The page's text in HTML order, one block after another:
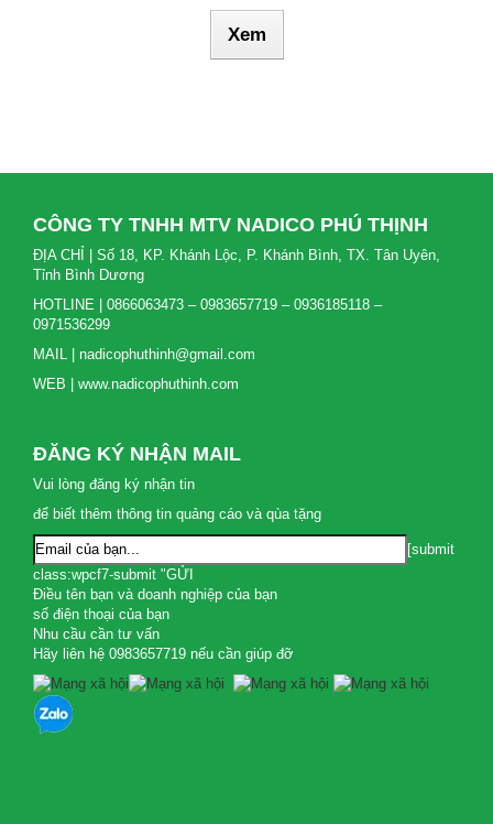
Xem
CÔNG TY TNHH MTV NADICO PHÚ THỊNH
ĐỊA CHỈ | Số 18, KP. Khánh Lộc, P. Khánh Bình, TX. Tân Uyên,
Tỉnh Bình Dương
HOTLINE | 0866063473 – 0983657719 – 0936185118 –
0971536299
MAIL | nadicophuthinh@gmail.com
WEB | www.nadicophuthinh.com
ĐĂNG KÝ NHẬN MAIL
Vui lòng đăng ký nhận tin
để biết thêm thông tin quảng cáo và qùa tặng
[submit
class:wpcf7-submit "GỬI
Điều tên bạn và doanh nghiệp của bạn
số điện thoại của bạn
Nhu cầu cần tư vấn
Hãy liên hệ 0983657719 nếu cần giúp đỡ